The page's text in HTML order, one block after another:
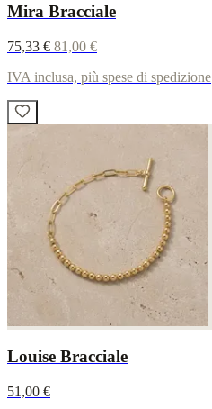
Mira Bracciale
75,33 € 81,00 €
IVA inclusa, più spese di spedizione
Louise Bracciale
51,00 €